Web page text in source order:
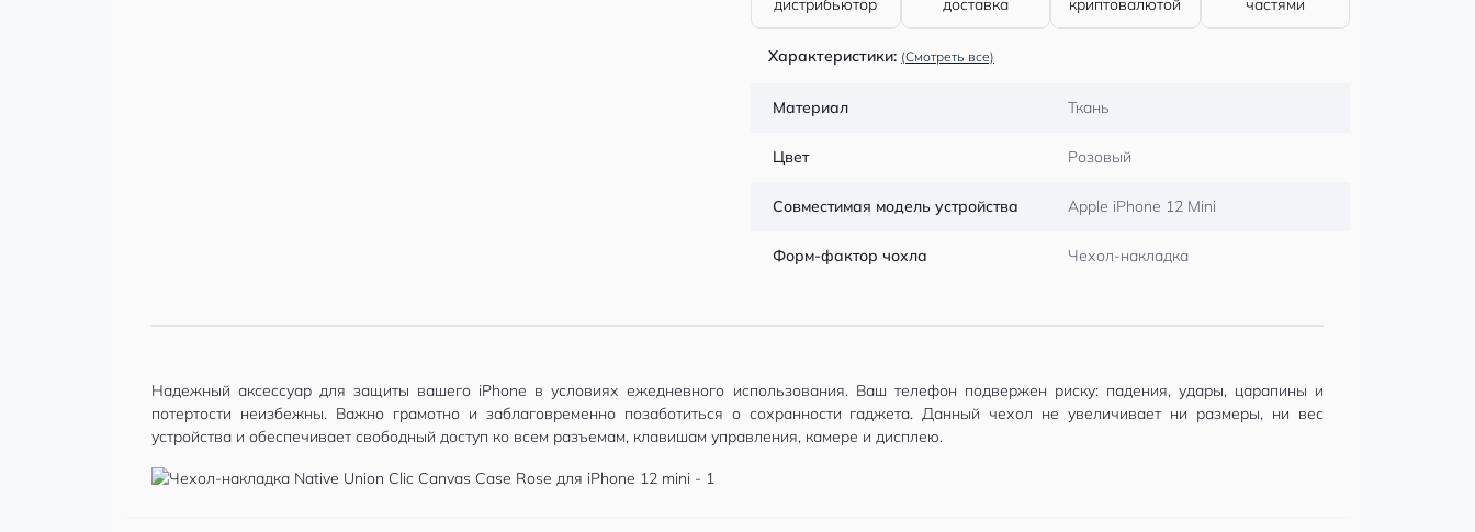
Характеристики: (Смотреть все)
Материал Ткань
Цвет Розовый
Совместимая модель устройства Apple iPhone 12 Mini
Форм-фактор чохла Чехол-накладка
Надежный аксессуар для защиты вашего iPhone в условиях ежедневного использования. Ваш телефон подвержен риску: падения, удары, царапины и
потертости неизбежны. Важно грамотно и заблаговременно позаботиться о сохранности гаджета. Данный чехол не увеличивает ни размеры, ни вес
устройства и обеспечивает свободный доступ ко всем разъемам, клавишам управления, камере и дисплею.